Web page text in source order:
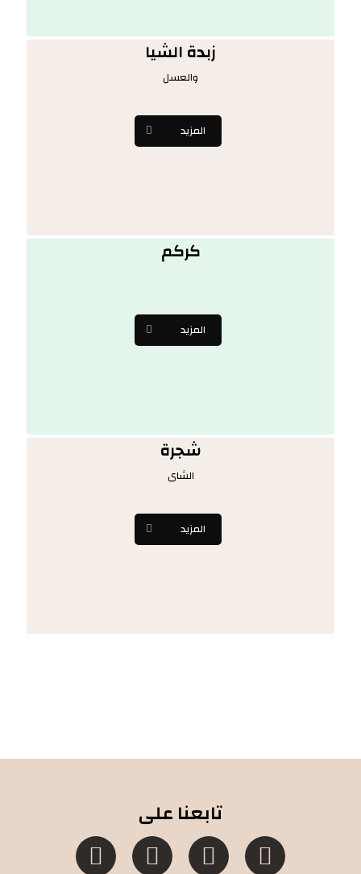
زبدة الشيا
والعسل
المزيد
كركم
المزيد
شجرة
الشاى
المزيد
تابعنا على